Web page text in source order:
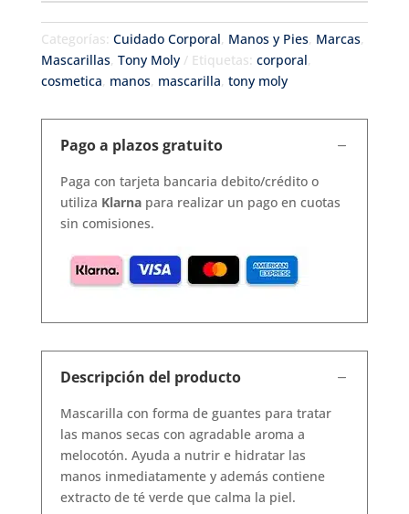
Categorías: Cuidado Corporal, Manos y Pies, Marcas,
Mascarillas, Tony Moly Etiquetas: corporal,
cosmetica, manos, mascarilla, tony moly
Pago a plazos gratuito
Paga con tarjeta bancaria debito/crédito o
utiliza Klarnapara realizar un pago en cuotas
sin comisiones.
Descripción del producto
Mascarilla con forma de guantes para tratar
las manos secas con agradable aroma a
melocotón. Ayuda a nutrir e hidratar las
manos inmediatamente y además contiene
extracto de té verde que calma la piel.